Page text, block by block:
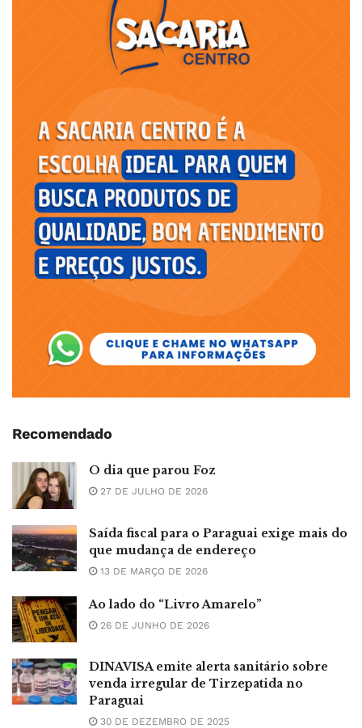
Recomendado
O dia que parou Foz
27 DE JULHO DE 2026
Saída fiscal para o Paraguai exige mais do
que mudança de endereço
13 DE MARÇO DE 2026
Ao lado do “Livro Amarelo”
26 DE JUNHO DE 2026
DINAVISA emite alerta sanitário sobre
venda irregular de Tirzepatida no
Paraguai
30 DE DEZEMBRO DE 2025